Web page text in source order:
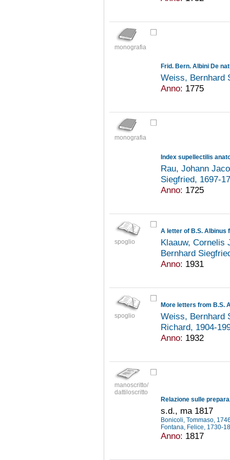
monografia
Frid. Bern. Albini De
Weiss, Bernhard
Anno: 1775
monografia
Rau, Johann
Siegfried, 1697-
Anno: 1725
spoglio
A letter of B.S. Albinus
Klaauw, Cornelis
Bernhard
Anno: 1931
spoglio
More letters from B.S.
Weiss, Bernhard
Richard, 1904-
Anno: 1932
manoscritto/
dattiloscritto
s.d., ma 1817
Bonicoli, Tommaso,
Fontana, Felice, 1730-
Anno: 1817